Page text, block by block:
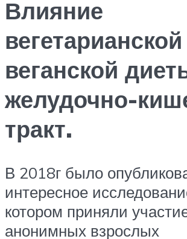
Влияние
веганской
желудочно-
тракт.
В 2018г было
интересное
котором приняли
анонимных взрослых